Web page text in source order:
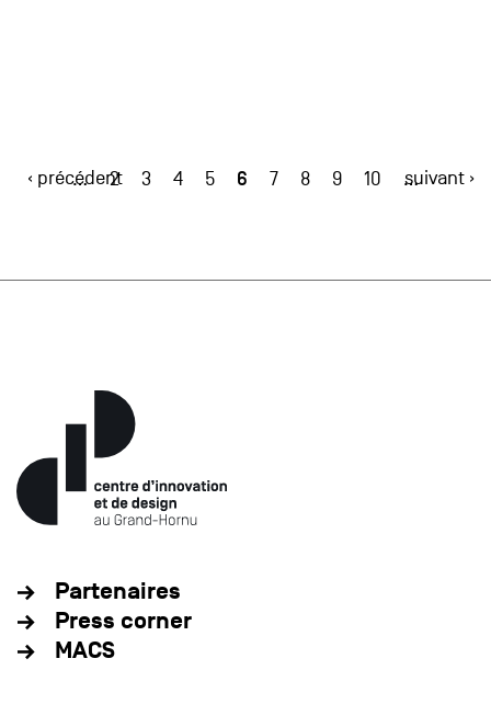
‹ précédent
… 2 3 4 5 6 7 8 9 10 …
suivant ›
Partenaires
Press corner
MACS